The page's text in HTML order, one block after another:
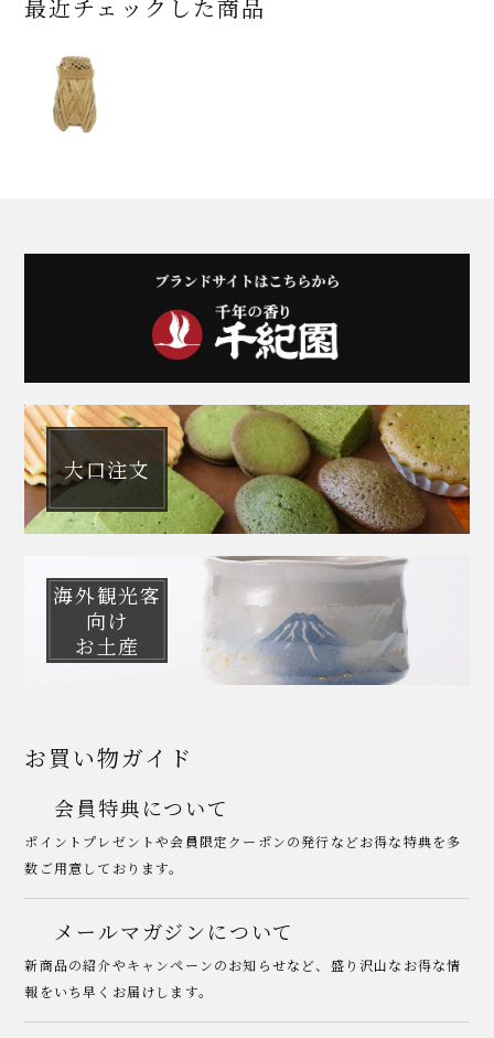
最近チェックした商品
大口注文
海外観光客
向け
お土産
お買い物ガイド
会員特典について
ポイントプレゼントや会員限定クーポンの発行などお得な特典を多
数ご用意しております。
メールマガジンについて
新商品の紹介やキャンペーンのお知らせなど、盛り沢山なお得な情
報をいち早くお届けします。